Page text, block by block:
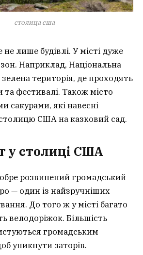
столица сша
лише будівлі. У місті дуже
Наприклад, Національна
територія, де проходять
та фестивалі. Також місто
сакурами, які навесні
США на казковий сад.
у столиці США
розвинений громадський
— один із найзручніших
До того ж у місті багато
велодоріжок. Більшість
громадським
уникнути заторів.